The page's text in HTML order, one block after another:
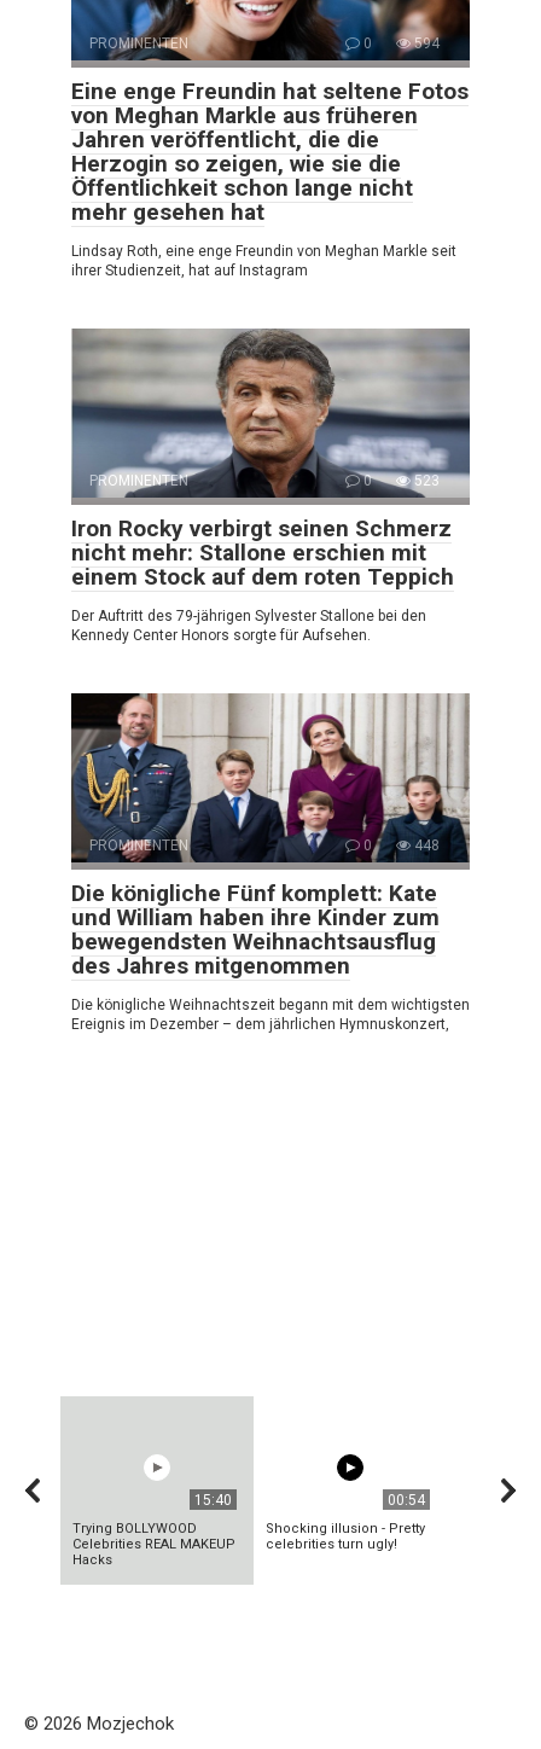
PROMINENTEN 0 594
Eine enge Freundin hat seltene Fotos
von Meghan Markle aus früheren
Jahren veröffentlicht, die die
Herzogin so zeigen, wie sie die
Öffentlichkeit schon lange nicht
mehr gesehen hat
Lindsay Roth, eine enge Freundin von Meghan Markle seit
ihrer Studienzeit, hat auf Instagram
PROMINENTEN 0 523
Iron Rocky verbirgt seinen Schmerz
nicht mehr: Stallone erschien mit
einem Stock auf dem roten Teppich
Der Auftritt des 79-jährigen Sylvester Stallone bei den
Kennedy Center Honors sorgte für Aufsehen.
PROMINENTEN 0 448
Die königliche Fünf komplett: Kate
und William haben ihre Kinder zum
bewegendsten Weihnachtsausflug
des Jahres mitgenommen
Die königliche Weihnachtszeit begann mit dem wichtigsten
Ereignis im Dezember – dem jährlichen Hymnuskonzert,
15:40
Trying BOLLYWOOD
Celebrities REAL MAKEUP
Hacks
00:54
Shocking illusion - Pretty
celebrities turn ugly!
© 2026 Mozjechok